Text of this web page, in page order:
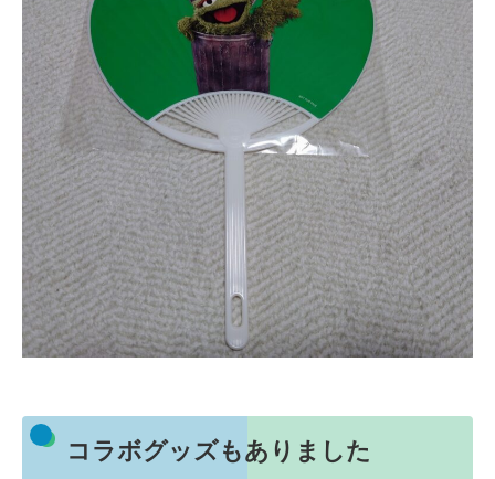
コラボグッズもありました